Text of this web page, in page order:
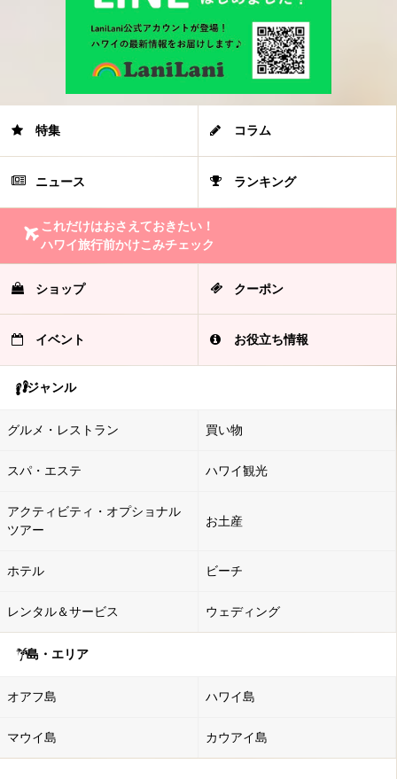
特集 コラム
ニュース ランキング
これだけはおさえておきたい！
ハワイ旅行前かけこみチェック
ショップ クーポン
イベント お役立ち情報
ジャンル
グルメ・レストラン 買い物
スパ・エステ ハワイ観光
アクティビティ・オプショナル
ツアー
お土産
ホテル ビーチ
レンタル＆サービス ウェディング
島・エリア
オアフ島 ハワイ島
マウイ島 カウアイ島